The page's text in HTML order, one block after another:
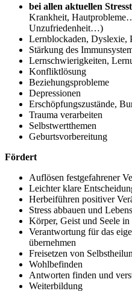
bei allen aktuellen
Krankheit,
Unzufriedenheit…)
Lernblockaden, Dyslexie,
Stärkung des
Lernschwierigkeiten,
Konfliktlösung
Beziehungsprobleme
Depressionen
Erschöpfungszustände,
Trauma verarbeiten
Selbstwertthemen
Geburtsvorbereitung
Fördert
Auflösen festgefahrener
Leichter klare
Herbeiführen positiver
Stress abbauen und
Körper, Geist und Seele
Verantwortung für das
übernehmen
Freisetzen von
Wohlbefinden
Antworten finden und
Weiterbildung